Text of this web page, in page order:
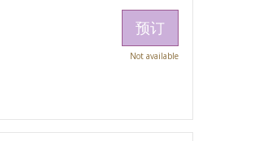
预订
Not available